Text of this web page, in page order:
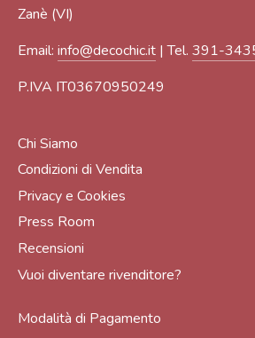
Zanè (VI)
Email: info@decochic.it | Tel. 391-
P.IVA IT03670950249
Chi Siamo
Condizioni di Vendita
Privacy e Cookies
Press Room
Recensioni
Vuoi diventare rivenditore?
Modalità di Pagamento